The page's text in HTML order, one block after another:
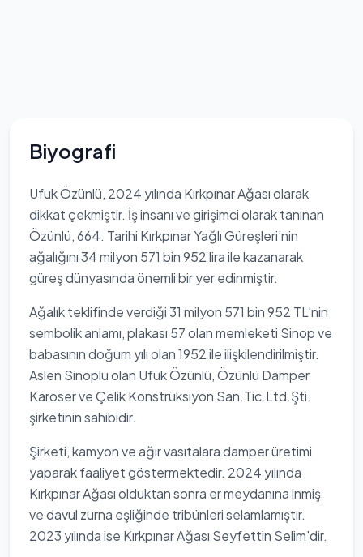
Biyografi
Ufuk Özünlü, 2024 yılında Kırkpınar Ağası olarak
dikkat çekmiştir. İş insanı ve girişimci olarak tanınan
Özünlü, 664. Tarihi Kırkpınar Yağlı Güreşleri’nin
ağalığını 34 milyon 571 bin 952 lira ile kazanarak
güreş dünyasında önemli bir yer edinmiştir.
Ağalık teklifinde verdiği 31 milyon 571 bin 952 TL'nin
sembolik anlamı, plakası 57 olan memleketi Sinop ve
babasının doğum yılı olan 1952 ile ilişkilendirilmiştir.
Aslen Sinoplu olan Ufuk Özünlü, Özünlü Damper
Karoser ve Çelik Konstrüksiyon San.Tic.Ltd.Şti.
şirketinin sahibidir.
Şirketi, kamyon ve ağır vasıtalara damper üretimi
yaparak faaliyet göstermektedir. 2024 yılında
Kırkpınar Ağası olduktan sonra er meydanına inmiş
ve davul zurna eşliğinde tribünleri selamlamıştır.
2023 yılında ise Kırkpınar Ağası Seyfettin Selim'dir.